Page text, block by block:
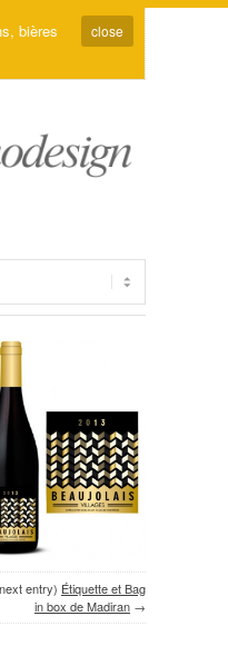
bières
close
entry) Étiquette et Bag
in box de Madiran →